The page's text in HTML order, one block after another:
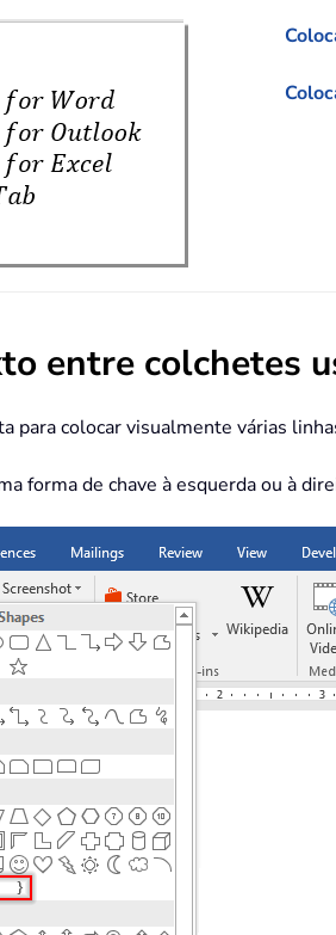
entre colchetes
para colocar visualmente várias
forma de chave à esquerda ou à